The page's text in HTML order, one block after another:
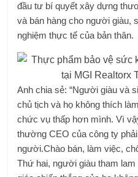
đầu tư bí quyết xây dựng
và bán hàng cho người giàu,
nghiệm thực tế của bản thân.
Anh chia sẻ: “Người giàu và
chủ tịch và họ không thích
chức vụ thấp hơn mình. Vì
thường CEO của công ty
người.Chào bán, làm việc,
Thứ hai, người giàu tham